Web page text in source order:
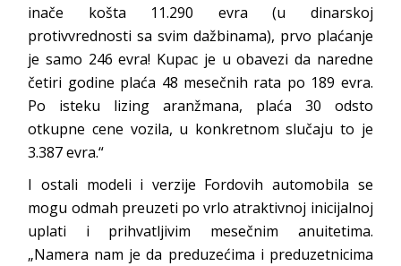
inače košta 11.290 evra (u dinarskoj
protivvrednosti sa svim dažbinama), prvo plaćanje
je samo 246 evra! Kupac je u obavezi da naredne
četiri godine plaća 48 mesečnih rata po 189 evra.
Po isteku lizing aranžmana, plaća 30 odsto
otkupne cene vozila, u konkretnom slučaju to je
3.387 evra.“
I ostali modeli i verzije Fordovih automobila se
mogu odmah preuzeti po vrlo atraktivnoj inicijalnoj
uplati i prihvatljivim mesečnim anuitetima.
„Namera nam je da preduzećima i preduzetnicima